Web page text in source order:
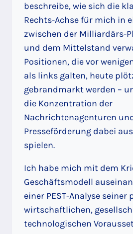
beschreibe, wie sich die
Rechts-Achse für mich in
zwischen der Milliardärs-
und dem Mittelstand
Positionen, die vor
als links galten, heute
gebrandmarkt werden –
die Konzentration der
Nachrichtenagenturen
Presseförderung dabei
spielen.
Ich habe mich mit dem
Geschäftsmodell
einer PEST-Analyse
wirtschaftlichen,
technologischen